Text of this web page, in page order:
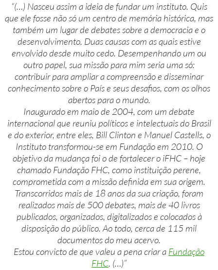
“(…) Nasceu assim a ideia de fundar um instituto. Quis
que ele fosse não só um centro de memória histórica, mas
também um lugar de debates sobre a democracia e o
desenvolvimento. Duas causas com as quais estive
envolvido desde muito cedo. Desempenhando um ou
outro papel, sua missão para mim seria uma só:
contribuir para ampliar a compreensão e disseminar
conhecimento sobre o País e seus desafios, com os olhos
abertos para o mundo.
Inaugurado em maio de 2004, com um debate
internacional que reuniu políticos e intelectuais do Brasil
e do exterior, entre eles, Bill Clinton e Manuel Castells, o
Instituto transformou-se em Fundação em 2010. O
objetivo da mudança foi o de fortalecer o iFHC – hoje
chamado Fundação FHC, como instituição perene,
comprometida com a missão definida em sua origem.
Transcorridos mais de 18 anos da sua criação, foram
realizados mais de 500 debates, mais de 40 livros
publicados, organizados, digitalizados e colocados à
disposição do público. Ao todo, cerca de 115 mil
documentos do meu acervo.
Estou convicto de que valeu a pena criar a Fundação
FHC. (…)”